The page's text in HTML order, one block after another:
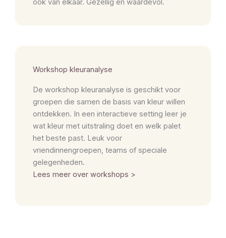
ook van elkaar. Gezellig én waardevol.
Workshop kleuranalyse
De workshop kleuranalyse is geschikt voor
groepen die samen de basis van kleur willen
ontdekken. In een interactieve setting leer je
wat kleur met uitstraling doet en welk palet
het beste past. Leuk voor
vriendinnengroepen, teams of speciale
gelegenheden.
Lees meer over workshops >